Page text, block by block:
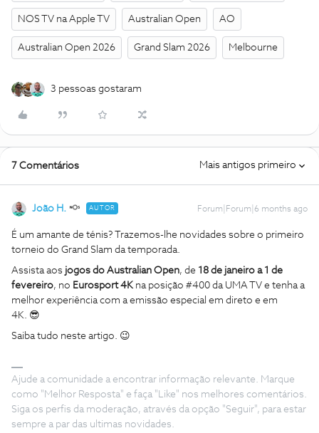
NOS TV na Apple TV Australian Open AO
Australian Open 2026 Grand Slam 2026 Melbourne
3 pessoas gostaram
7 Comentários Mais antigos primeiro
João H. AUTOR Forum|Forum|6 months ago
É um amante de ténis? Trazemos-lhe novidades sobre o primeiro
torneio do Grand Slam da temporada.
Assista aos jogos do Australian Open, de 18 de janeiro a 1 de
fevereiro, no Eurosport 4Kna posição #400 da UMA TV e tenha a
melhor experiência com a emissão especial em direto e em
4K. 😎
Saiba tudo neste artigo. 😉
Ajude a comunidade a encontrar informação relevante. Marque
como "Melhor Resposta" e faça "Like" nos melhores comentários.
Siga os perfis da moderação, através da opção "Seguir", para estar
sempre a par das ultimas novidades.